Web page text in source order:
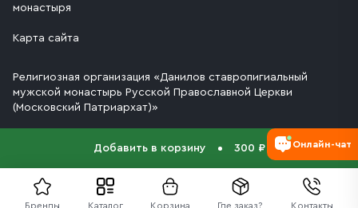
Бренды Каталог Корзина Где заказ? Контакты
Добавить в корзину 300 ₽
монастыря
Карта сайта
Религиозная организация «Данилов ставропигиальный
мужской монастырь Русской Православной Церкви
(Московский Патриархат)»
Онлайн-чат